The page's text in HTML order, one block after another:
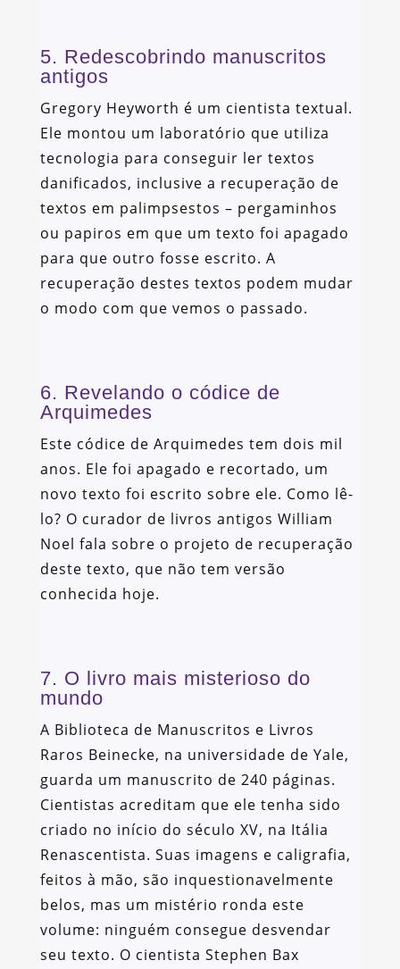
5. Redescobrindo manuscritos
antigos
Gregory Heyworth é um cientista textual.
Ele montou um laboratório que utiliza
tecnologia para conseguir ler textos
danificados, inclusive a recuperação de
textos em palimpsestos – pergaminhos
ou papiros em que um texto foi apagado
para que outro fosse escrito. A
recuperação destes textos podem mudar
o modo com que vemos o passado.
6. Revelando o códice de
Arquimedes
Este códice de Arquimedes tem dois mil
anos. Ele foi apagado e recortado, um
novo texto foi escrito sobre ele. Como lê-
lo? O curador de livros antigos William
Noel fala sobre o projeto de recuperação
deste texto, que não tem versão
conhecida hoje.
7. O livro mais misterioso do
mundo
A Biblioteca de Manuscritos e Livros
Raros Beinecke, na universidade de Yale,
guarda um manuscrito de 240 páginas.
Cientistas acreditam que ele tenha sido
criado no início do século XV, na Itália
Renascentista. Suas imagens e caligrafia,
feitos à mão, são inquestionavelmente
belos, mas um mistério ronda este
volume: ninguém consegue desvendar
seu texto. O cientista Stephen Bax